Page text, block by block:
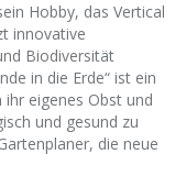
Hobby, das Vertical
innovative
Biodiversität
in die Erde“ ist ein
eigenes Obst und
und gesund zu
die neue